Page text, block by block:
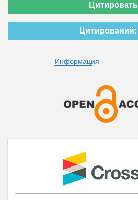
Цитировать
Цитирований:
Информация